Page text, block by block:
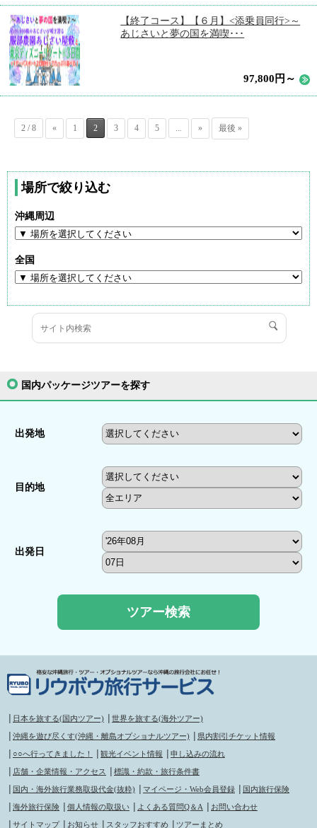
【終了コース】【６月】<添乗員同行>～
あじさいと夢の国を満喫･･･
97,800円～
2 / 8 « 1 2 3 4 5 ... » 最後 »
場所で絞り込む
沖縄周辺
全国
国内パッケージツアーを探す
出発地
目的地
出発日
日本を旅する(国内ツアー) 世界を旅する(海外ツアー)
沖縄を遊び尽くす(沖縄・離島オプショナルツアー) 県内割引チケット情報
○○へ行ってきました！ 観光イベント情報 申し込みの流れ
店舗・企業情報・アクセス 標識・約款・旅行条件書
国内・海外旅行業務取扱代金(抜粋) マイページ・Web会員登録 国内旅行保険
海外旅行保険 個人情報の取扱い よくある質問Q＆A お問い合わせ
サイトマップ お知らせ スタッフおすすめ ツアーまとめ